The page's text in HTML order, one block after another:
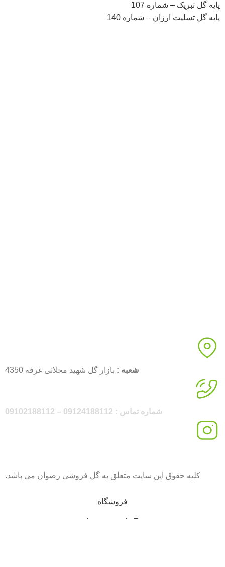
پایه گل تبریک – شماره 107
پایه گل تسلیت ارزان – شماره 140
شعبه : بازار گل شهید محلاتی غرفه 4350
شماره تماس : 09124188112 – 09102188112
کلیه حقوق این سایت متعلق به گل فروشی رضوان می باشد.
فروشگاه
علاقه مندی ها